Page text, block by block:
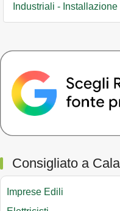
Industriali -
Consigliato a
Imprese Edili